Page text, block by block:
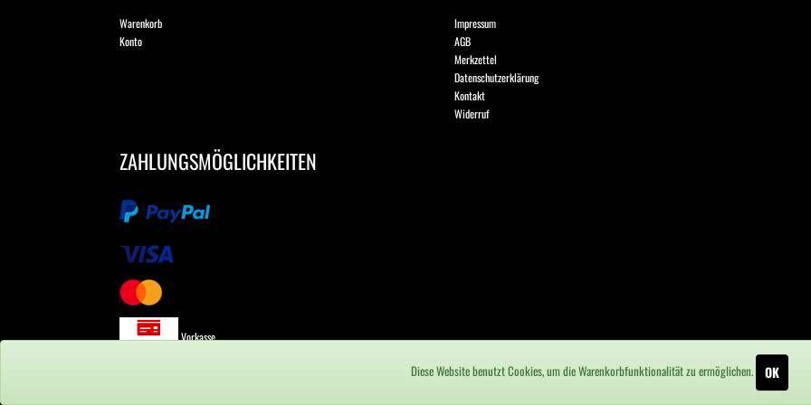
Warenkorb
Konto
Impressum
AGB
Merkzettel
Datenschutzerklärung
Kontakt
Widerruf
ZAHLUNGSMÖGLICHKEITEN
Vorkasse
Diese Website benutzt Cookies, um die Warenkorbfunktionalität zu ermöglichen. OK